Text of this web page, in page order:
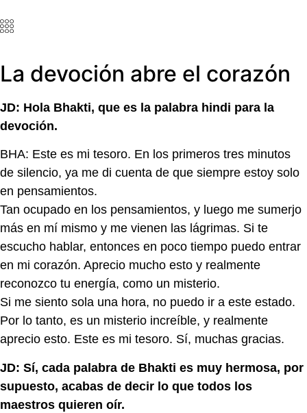
La devoción abre el corazón
JD: Hola Bhakti, que es la palabra hindi para la
devoción.
BHA: Este es mi tesoro. En los primeros tres minutos
de silencio, ya me di cuenta de que siempre estoy solo
en pensamientos.
Tan ocupado en los pensamientos, y luego me sumerjo
más en mí mismo y me vienen las lágrimas. Si te
escucho hablar, entonces en poco tiempo puedo entrar
en mi corazón. Aprecio mucho esto y realmente
reconozco tu energía, como un misterio.
Si me siento sola una hora, no puedo ir a este estado.
Por lo tanto, es un misterio increíble, y realmente
aprecio esto. Este es mi tesoro. Sí, muchas gracias.
JD: Sí, cada palabra de Bhakti es muy hermosa, por
supuesto, acabas de decir lo que todos los
maestros quieren oír.